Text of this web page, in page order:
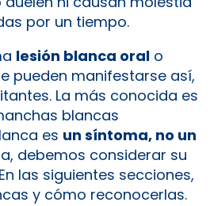
por un tiempo.
lesión blanca oralo
pueden manifestarse así,
La más conocida es
blancas
es un síntoma, no un
debemos considerar su
las siguientes secciones,
y cómo reconocerlas.